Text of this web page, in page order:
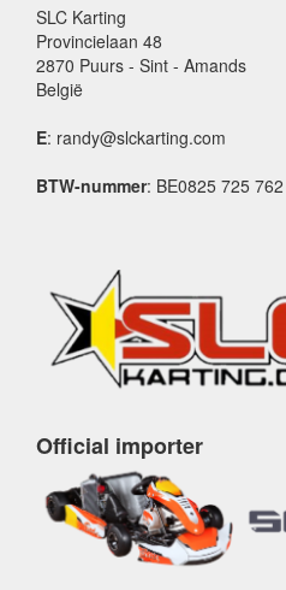
SLC Karting
Provincielaan 48
2870 Puurs - Sint - Amands
België
E: randy@slckarting.com
BTW-nummer: BE0825 725 762
Official importer